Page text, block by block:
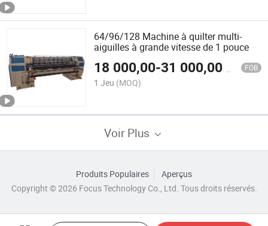
64/96/128 Machine à quilter multi-
aiguilles à grande vitesse de 1 pouce
18 000,00-31 000,00 FOB
1 Jeu (MOQ)
Voir Plus
Produits Populaires
Aperçus
Copyright © 2026 Focus Technology Co., Ltd. Tous droits réservés.